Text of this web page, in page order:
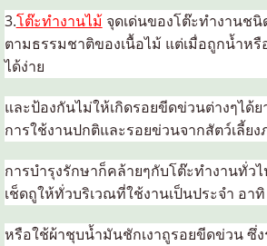
3.โต๊ะทำงานไม้ จุดเด่นของโต๊ะทำงานชนิ
ตามธรรมชาติของเนื้อไม้ แต่เมื่อถูกน้ำห
ได้ง่าย
และป้องกันไม่ให้เกิดรอยขีดข่วนต่างๆได้
การใช้งานปกติและรอยข่วนจากสัตว์เลี้ย
การบำรุงรักษาก็คล้ายๆกับโต๊ะทำงานทั่วไ
เช็ดถูให้ทั่วบริเวณที่ใช้งานเป็นประจำ อา
หรือใช้ผ้าชุบน้ำมันชักเงาถูรอยขีดข่วน ซึ่